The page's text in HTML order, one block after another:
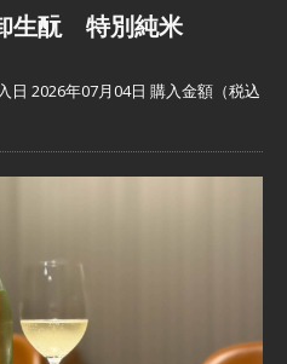
酛 特別純米
日 2026年07月04日 購入金額（税込